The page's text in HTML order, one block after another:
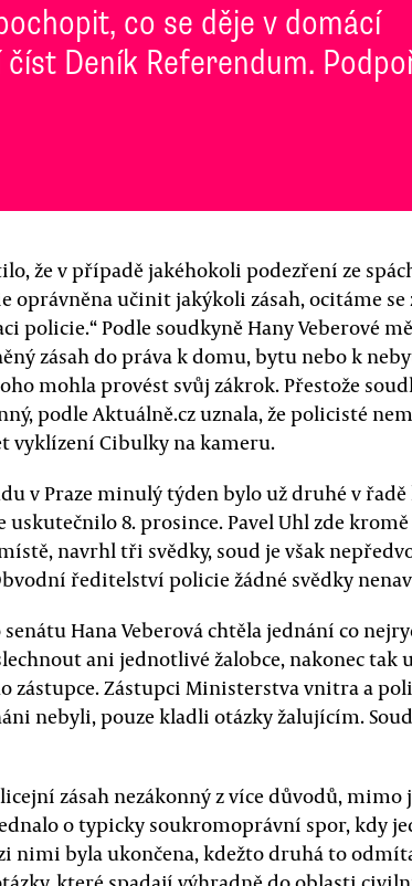
co se děje v domácí
Deník Referendum.
že v případě jakéhokoli podezření ze
oprávněna učinit jakýkoli zásah, ocitáme se
policie.“ Podle soudkyně Hany Veberové
zásah do práva k domu, bytu nebo k
mohla provést svůj zákrok. Přestože
podle Aktuálně.cz uznala, že policisté
vyklízení Cibulky na kameru.
v Praze minulý týden bylo už druhé v
uskutečnilo 8. prosince. Pavel Uhl zde
navrhl tři svědky, soud je však
ředitelství policie žádné svědky
Hana Veberová chtěla jednání co
ani jednotlivé žalobce, nakonec tak
zástupce. Zástupci Ministerstva vnitra a
nebyli, pouze kladli otázky žalujícím.
zásah nezákonný z více důvodů, mimo
o typicky soukromoprávní spor, kdy
nimi byla ukončena, kdežto druhá to